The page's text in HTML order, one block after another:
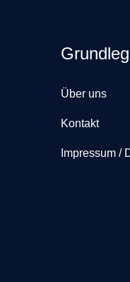
Über uns
Kontakt
Impressum /